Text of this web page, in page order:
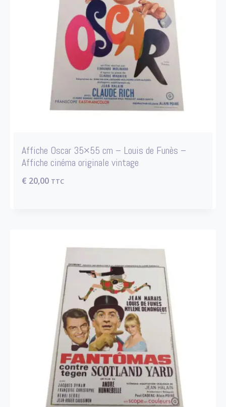
Affiche Oscar 35×55 cm – Louis de Funès –
Affiche cinéma originale vintage
€ 20,00 TTC